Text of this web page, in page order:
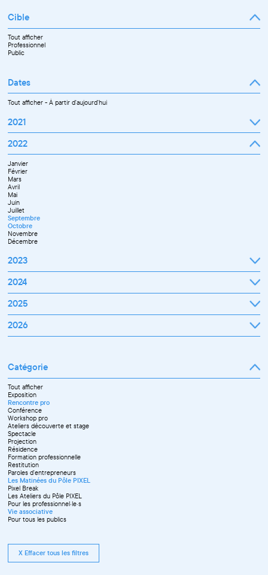
Cible
Tout afficher
Professionnel
Public
Dates
Tout afficher-À partir d'aujourd'hui
2021
Septembre
Octobre
Novembre
Décembre
2022
Janvier
Février
Mars
Avril
Mai
Juin
Juillet
Septembre
Octobre
Novembre
Décembre
2023
Janvier
Mars
Avril
Septembre
Octobre
2024
Janvier
Mars
Avril
Novembre
Décembre
2025
Janvier
Mars
Juin
Juillet
Septembre
Octobre
Novembre
Décembre
2026
Avril
Mai
Juin
Septembre
Octobre
Novembre
Catégorie
Tout afficher
Exposition
Rencontre pro
Conférence
Workshop pro
Ateliers découverte et stage
Spectacle
Projection
Résidence
Formation professionnelle
Restitution
Paroles d'entrepreneurs
Les Matinées du Pôle PIXEL
Pixel Break
Les Ateliers du Pôle PIXEL
Pour les professionnel·le·s
Vie associative
Pour tous les publics
X Effacer tous les filtres